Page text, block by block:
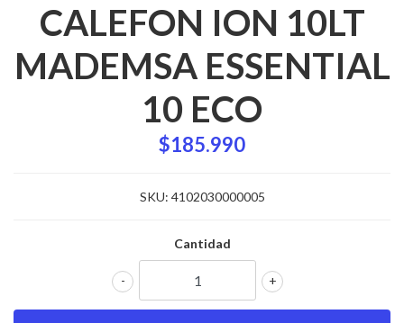
CALEFON ION 10LT
MADEMSA ESSENTIAL
10 ECO
$185.990
SKU: 4102030000005
Cantidad
+
-